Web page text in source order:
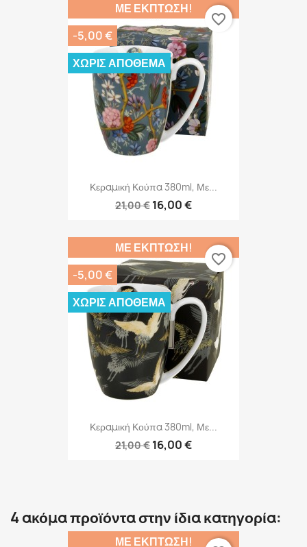
Κεραμική Κούπα 380ml, Με...
21,00 € 16,00 €
ΜΕ ΈΚΠΤΩΣΗ!
-5,00 €
ΧΩΡΊΣ ΑΠΌΘΕΜΑ
favorite_border
Κεραμική Κούπα 380ml, Με...
21,00 € 16,00 €
ΜΕ ΈΚΠΤΩΣΗ!
-5,00 €
ΧΩΡΊΣ ΑΠΌΘΕΜΑ
favorite_border
4 ακόμα προϊόντα στην ίδια κατηγορία:
ΜΕ ΈΚΠΤΩΣΗ!